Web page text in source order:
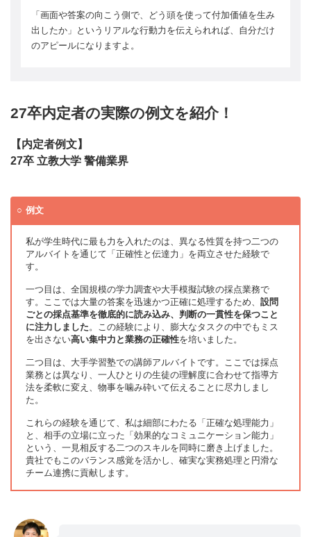
「画面や答案の向こう側で、どう頭を使って付加価値を生み
出したか」というリアルな行動力を伝えられれば、自分だけ
のアピールになりますよ。
27卒内定者の実際の例文を紹介！
【内定者例文】
27卒 立教大学 警備業界
例文
私が学生時代に最も力を入れたのは、異なる性質を持つ二つの
アルバイトを通じて「正確性と伝達力」を両立させた経験で
す。
一つ目は、全国規模の学力調査や大手模擬試験の採点業務で
す。ここでは大量の答案を迅速かつ正確に処理するため、 設問
ごとの採点基準を徹底的に読み込み、判断の一貫性を保つこと
に注力しました 。この経験により、膨大なタスクの中でもミス
を出さない高い集中力と業務の正確性を培いました。
二つ目は、大手学習塾での講師アルバイトです。ここでは採点
業務とは異なり、一人ひとりの生徒の理解度に合わせて指導方
法を柔軟に変え、物事を噛み砕いて伝えることに尽力しまし
た。
これらの経験を通じて、私は細部にわたる「正確な処理能力」
と、相手の立場に立った「効果的なコミュニケーション能力」
という、一見相反する二つのスキルを同時に磨き上げました。
貴社でもこのバランス感覚を活かし、確実な実務処理と円滑な
チーム連携に貢献します。